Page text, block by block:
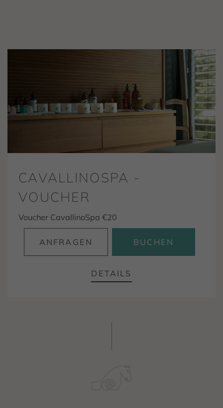
CAVALLINOSPA -
VOUCHER
Voucher CavallinoSpa €20
ANFRAGEN BUCHEN
DETAILS